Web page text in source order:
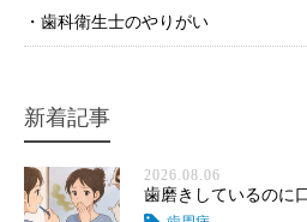
歯科衛生士のやりがい
新着記事
2026.08.06
歯磨きしているのに